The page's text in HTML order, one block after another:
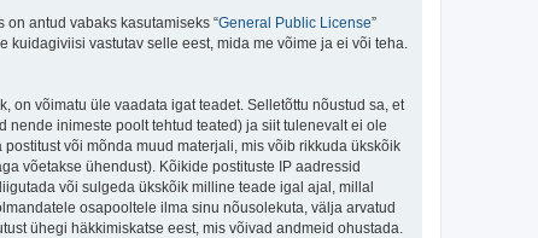
on antud vabaks kasutamiseks “General Public License”
kuidagiviisi vastutav selle eest, mida me võime ja ei või teha.
on võimatu üle vaadata igat teadet. Selletõttu nõustud sa, et
inimeste poolt tehtud teated) ja siit tulenevalt ei ole
või mõnda muud materjali, mis võib rikkuda ükskõik
võetakse ühendust). Kõikide postituste IP aadressid
või sulgeda ükskõik milline teade igal ajal, millal
osapooltele ilma sinu nõusolekuta, välja arvatud
ühegi häkkimiskatse eest, mis võivad andmeid ohustada.